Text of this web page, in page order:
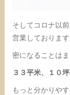
そしてコロナ以
営業しておりま
密になることは
３３平米、１０
もっと分かりや